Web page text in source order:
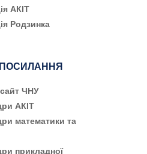
АКІТ
Родзинка
ПОСИЛАННЯ
ЧНУ
АКІТ
математики та
прикладної